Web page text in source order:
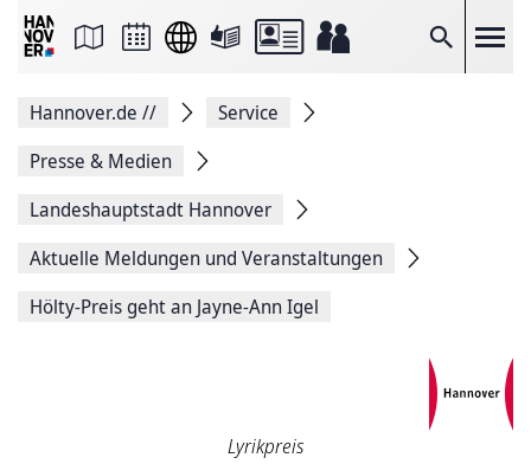
Suche
Seite
Facebook
teilen
Seitenlink
Seite
Hannover.de //
Service
Presse & Medien
Landeshauptstadt Hannover
Aktuelle Meldungen und Veranstaltungen
Hölty-Preis geht an Jayne-Ann Igel
Lyrikpreis